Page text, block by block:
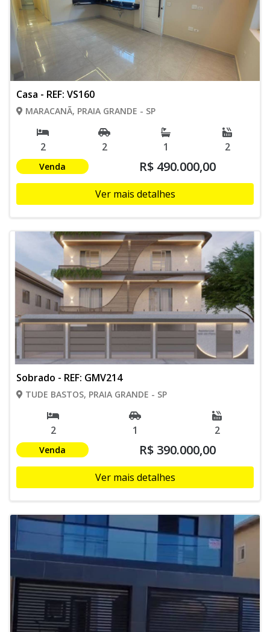
Casa - REF: VS160
MARACANÃ, PRAIA GRANDE - SP
2 2 1 2
Venda R$ 490.000,00
Ver mais detalhes
Sobrado - REF: GMV214
TUDE BASTOS, PRAIA GRANDE - SP
2 1 2
Venda R$ 390.000,00
Ver mais detalhes